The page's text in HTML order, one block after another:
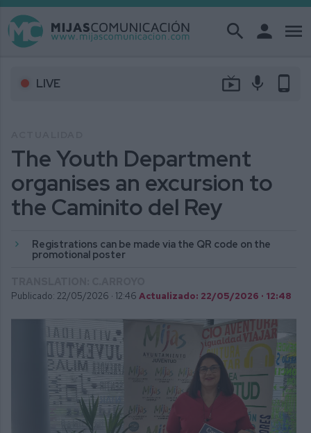
search person menu
LIVE live_tv mic phone_android
The Youth Department
organises an excursion to
the Caminito del Rey
Registrations can be made via the QR code on the
promotional poster
Publicado: 22/05/2026 · 12:46 Actualizado: 22/05/2026 · 12:48